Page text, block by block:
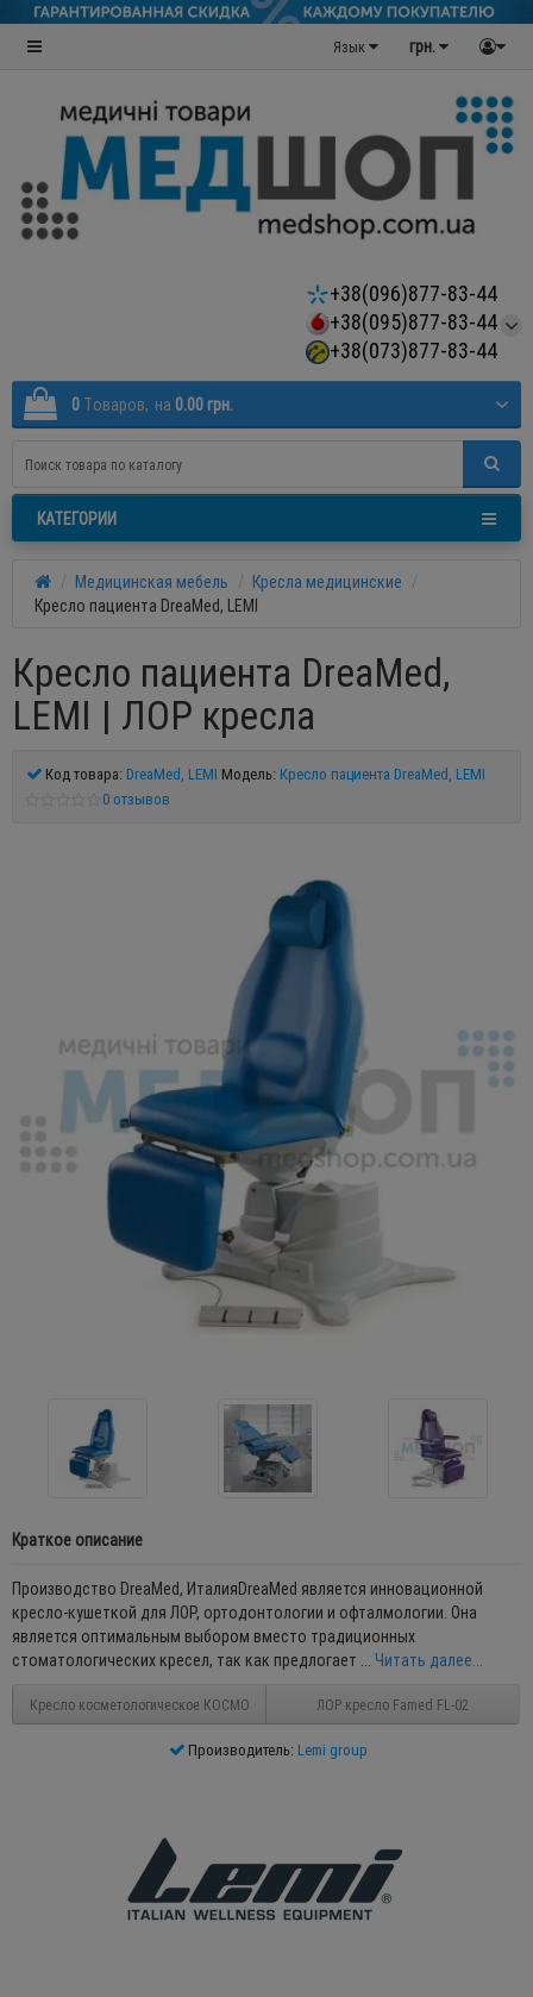
грн.
Язык
+38(096)877-83-44
+38(095)877-83-44
+38(073)877-83-44
0 Tоваров, на 0.00 грн.
КАТЕГОРИИ
Медицинская мебель
Кресла медицинские
Кресло пациента DreaMed, LEMI
Кресло пациента DreaMed,
LEMI | ЛОР кресла
Код товара: DreaMed, LEMI Модель: Кресло пациента DreaMed, LEMI
0 отзывов
Краткое описание
Производство DreaMed, ИталияDreaMed является инновационной
кресло-кушеткой для ЛОР, ортодонтологии и офталмологии. Она
является оптимальным выбором вместо традиционных
стоматологических кресел, так как предлогает ... Читать далее...
Кресло косметологическое КОСМО ЛОР кресло Famed FL-02
Производитель: Lemi group